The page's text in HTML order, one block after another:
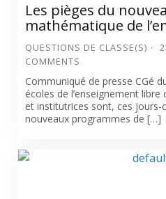
Les pièges du
mathématique de
QUESTIONS DE CLASSE(S)
COMMENTS
Communiqué de presse CGé
écoles de l’enseignement
et institutrices sont, ces jours-
nouveaux programmes de […]